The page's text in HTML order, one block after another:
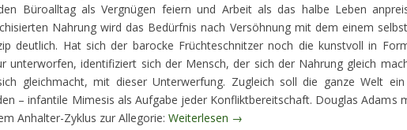
Büroalltag als Vergnügen feiern und Arbeit als das halbe Leben
Nahrung wird das Bedürfnis nach Versöhnung mit dem einem
deutlich. Hat sich der barocke Früchteschnitzer noch die kunstvoll in
unterworfen, identifiziert sich der Mensch, der sich der Nahrung gleich
gleichmacht, mit dieser Unterwerfung. Zugleich soll die ganze Welt ein
– infantile Mimesis als Aufgabe jeder Konfliktbereitschaft. Douglas Adams
Anhalter-Zyklus zur Allegorie: Weiterlesen →